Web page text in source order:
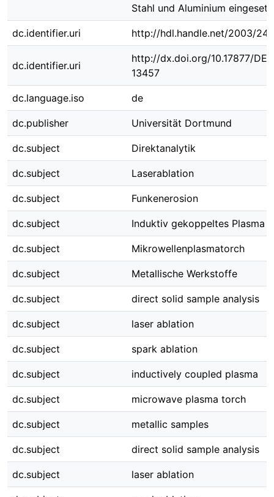
Stahl und Aluminium
dc.identifier.uri http://hdl.handle.net/2003/
dc.identifier.uri
http://dx.doi.org/10.17877/
13457
dc.language.iso de
dc.publisher Universität Dortmund
dc.subject Direktanalytik
dc.subject Laserablation
dc.subject Funkenerosion
dc.subject Induktiv gekoppeltes Plasma
dc.subject Mikrowellenplasmatorch
dc.subject Metallische Werkstoffe
dc.subject direct solid sample analysis
dc.subject laser ablation
dc.subject spark ablation
dc.subject inductively coupled plasma
dc.subject microwave plasma torch
dc.subject metallic samples
dc.subject direct solid sample analysis
dc.subject laser ablation